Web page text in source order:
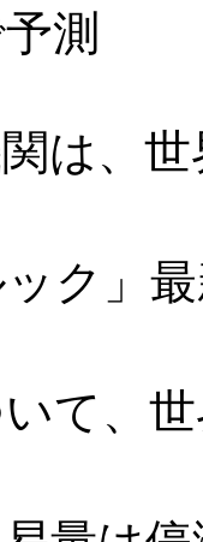
測
は、
ック」
て、